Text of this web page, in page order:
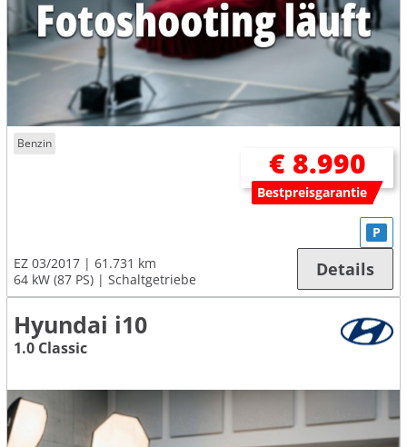
Benzin
€ 8.990
Bestpreisgarantie
EZ 03/2017
61.731 km
64 kW (87 PS)
Schaltgetriebe
P
Details
Hyundai i10
1.0 Classic